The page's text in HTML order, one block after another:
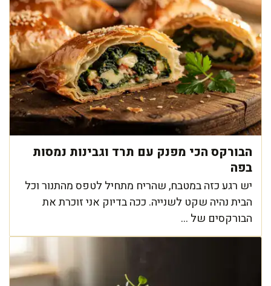
הבורקס הכי מפנק עם תרד וגבינות נמסות
בפה
יש רגע כזה במטבח, שהריח מתחיל לטפס מהתנור וכל
הבית נהיה שקט לשנייה. ככה בדיוק אני זוכרת את
הבורקסים של ...